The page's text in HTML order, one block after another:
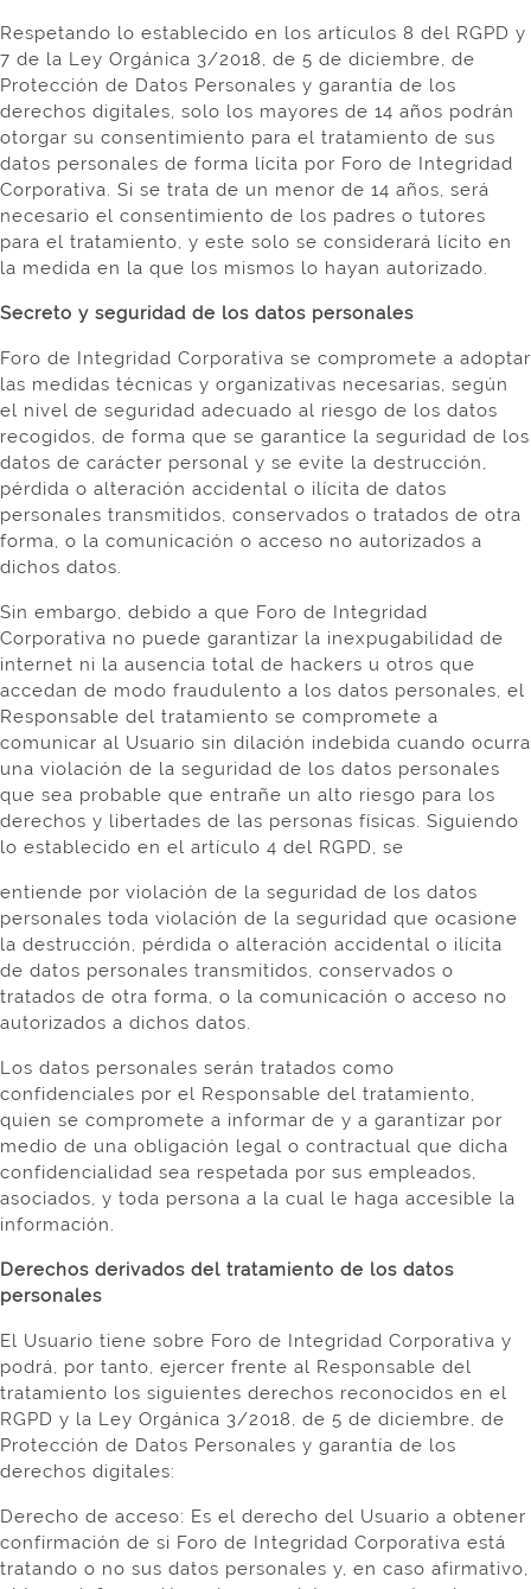
Respetando lo establecido en los artículos 8 del RGPD y
7 de la Ley Orgánica 3/2018, de 5 de diciembre, de
Protección de Datos Personales y garantía de los
derechos digitales, solo los mayores de 14 años podrán
otorgar su consentimiento para el tratamiento de sus
datos personales de forma lícita por Foro de Integridad
Corporativa. Si se trata de un menor de 14 años, será
necesario el consentimiento de los padres o tutores
para el tratamiento, y este solo se considerará lícito en
la medida en la que los mismos lo hayan autorizado.
Secreto y seguridad de los datos personales
Foro de Integridad Corporativa se compromete a adoptar
las medidas técnicas y organizativas necesarias, según
el nivel de seguridad adecuado al riesgo de los datos
recogidos, de forma que se garantice la seguridad de los
datos de carácter personal y se evite la destrucción,
pérdida o alteración accidental o ilícita de datos
personales transmitidos, conservados o tratados de otra
forma, o la comunicación o acceso no autorizados a
dichos datos.
Sin embargo, debido a que Foro de Integridad
Corporativa no puede garantizar la inexpugabilidad de
internet ni la ausencia total de hackers u otros que
accedan de modo fraudulento a los datos personales, el
Responsable del tratamiento se compromete a
comunicar al Usuario sin dilación indebida cuando ocurra
una violación de la seguridad de los datos personales
que sea probable que entrañe un alto riesgo para los
derechos y libertades de las personas físicas. Siguiendo
lo establecido en el artículo 4 del RGPD, se
entiende por violación de la seguridad de los datos
personales toda violación de la seguridad que ocasione
la destrucción, pérdida o alteración accidental o ilícita
de datos personales transmitidos, conservados o
tratados de otra forma, o la comunicación o acceso no
autorizados a dichos datos.
Los datos personales serán tratados como
confidenciales por el Responsable del tratamiento,
quien se compromete a informar de y a garantizar por
medio de una obligación legal o contractual que dicha
confidencialidad sea respetada por sus empleados,
asociados, y toda persona a la cual le haga accesible la
información.
Derechos derivados del tratamiento de los datos
personales
El Usuario tiene sobre Foro de Integridad Corporativa y
podrá, por tanto, ejercer frente al Responsable del
tratamiento los siguientes derechos reconocidos en el
RGPD y la Ley Orgánica 3/2018, de 5 de diciembre, de
Protección de Datos Personales y garantía de los
derechos digitales:
Derecho de acceso: Es el derecho del Usuario a obtener
confirmación de si Foro de Integridad Corporativa está
tratando o no sus datos personales y, en caso afirmativo,